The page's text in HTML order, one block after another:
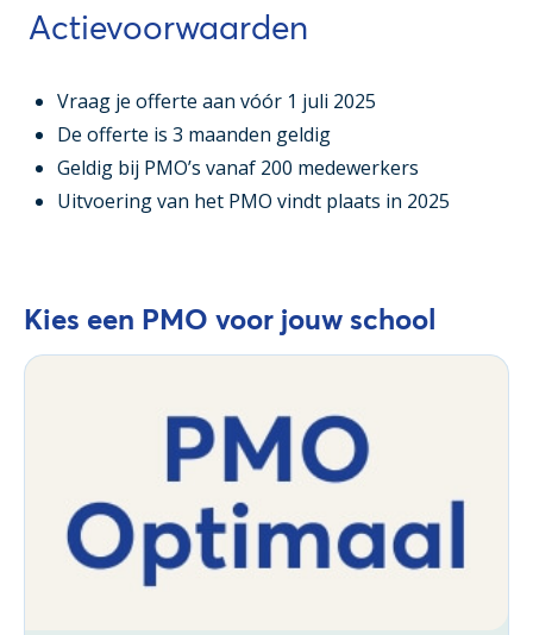
Actievoorwaarden
Vraag je offerte aan vóór 1 juli 2025
De offerte is 3 maanden geldig
Geldig bij PMO’s vanaf 200 medewerkers
Uitvoering van het PMO vindt plaats in 2025
Kies een PMO voor jouw school